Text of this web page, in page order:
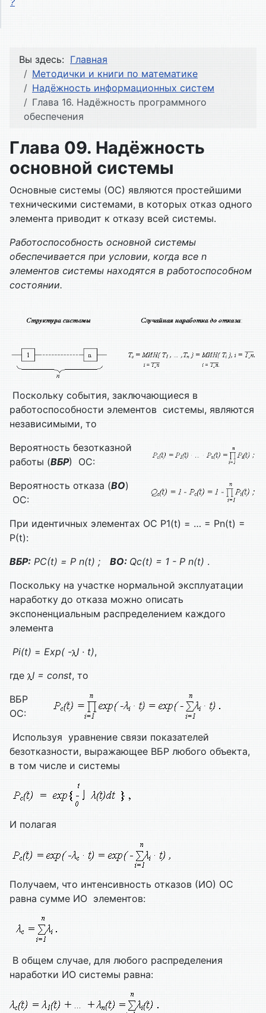
Вы здесь: Главная
Методички и книги по математике
Надёжность информационных систем
Глава 16. Надёжность программного
обеспечения
Глава 09. Надёжность
основной системы
Основные системы (ОС) являются простейшими
техническими системами, в которых отказ одного
элемента приводит к отказу всей системы.
Работоспособность основной системы
обеспечивается при условии, когда все n
элементов системы находятся в работоспособном
состоянии.
Поскольку события, заключающиеся в
работоспособности элементов системы, являются
независимыми, то
Вероятность безотказной
работы (ВБР) ОС:
Вероятность отказа (ВО)
ОС:
При идентичных элементах ОС P1(t) = … = Pn(t) =
P(t):
ВБР: PС(t) = P n(t) ; ВО: Qс(t) = 1 - P n(t) .
Поскольку на участке нормальной эксплуатации
наработку до отказа можно описать
экспоненциальным распределением каждого
элемента
Pi(t) = Exp( - I · t),
где
I = const, то
ВБР
ОС:
Используя уравнение связи показателей
безотказности, выражающее ВБР любого объекта,
в том числе и системы
И полагая
Получаем, что интенсивность отказов (ИО) ОС
равна сумме ИО элементов:
В общем случае, для любого распределения
наработки ИО системы равна: